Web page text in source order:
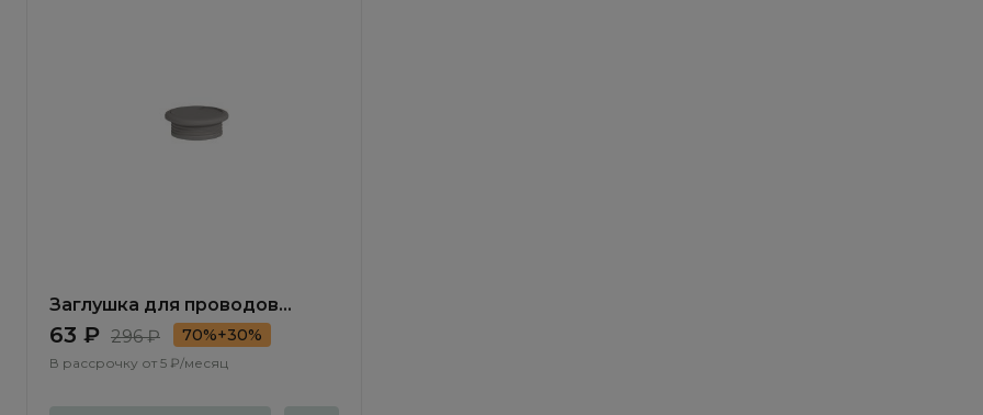
Заглушка для проводов
Терамо / Teramo TA057.0
63 ₽ 296 ₽ 70%+30%
В рассрочку от 5 ₽/месяц